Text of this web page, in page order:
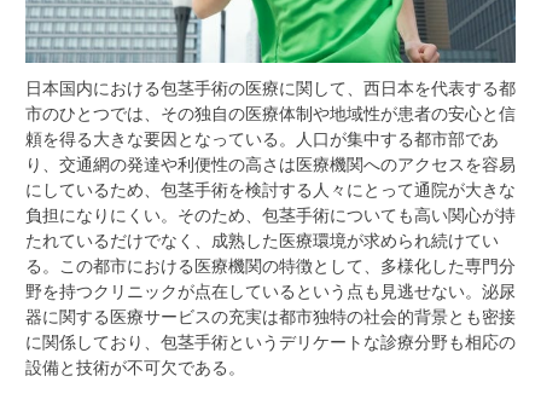
日本国内における包茎手術の医療に関して、西日本を代表する都
市のひとつでは、その独自の医療体制や地域性が患者の安心と信
頼を得る大きな要因となっている。 人口が集中する都市部であ
り、交通網の発達や利便性の高さは医療機関へのアクセスを容易
にしているため、包茎手術を検討する人々にとって通院が大きな
負担になりにくい。そのため、包茎手術についても高い関心が持
たれているだけでなく、成熟した医療環境が求められ続けてい
る。この都市における医療機関の特徴として、多様化した専門分
野を持つクリニックが点在しているという点も見逃せない。泌尿
器に関する医療サービスの充実は都市独特の社会的背景とも密接
に関係しており、包茎手術というデリケートな診療分野も相応の
設備と技術が不可欠である。